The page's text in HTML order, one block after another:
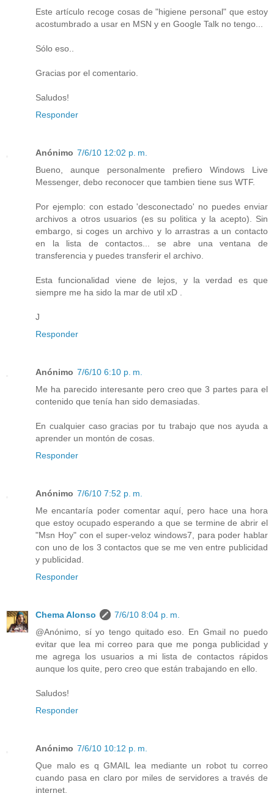
Este artículo recoge cosas de "higiene personal" que estoy
acostumbrado a usar en MSN y en Google Talk no tengo...
Sólo eso..
Gracias por el comentario.
Saludos!
Responder
Anónimo 7/6/10 12:02 p. m.
Bueno, aunque personalmente prefiero Windows Live
Messenger, debo reconocer que tambien tiene sus WTF.
Por ejemplo: con estado 'desconectado' no puedes enviar
archivos a otros usuarios (es su politica y la acepto). Sin
embargo, si coges un archivo y lo arrastras a un contacto
en la lista de contactos... se abre una ventana de
transferencia y puedes transferir el archivo.
Esta funcionalidad viene de lejos, y la verdad es que
siempre me ha sido la mar de util xD .
J
Responder
Anónimo 7/6/10 6:10 p. m.
Me ha parecido interesante pero creo que 3 partes para el
contenido que tenía han sido demasiadas.
En cualquier caso gracias por tu trabajo que nos ayuda a
aprender un montón de cosas.
Responder
Anónimo 7/6/10 7:52 p. m.
Me encantaría poder comentar aquí, pero hace una hora
que estoy ocupado esperando a que se termine de abrir el
"Msn Hoy" con el super-veloz windows7, para poder hablar
con uno de los 3 contactos que se me ven entre publicidad
y publicidad.
Responder
Chema Alonso
7/6/10 8:04 p. m.
@Anónimo, sí yo tengo quitado eso. En Gmail no puedo
evitar que lea mi correo para que me ponga publicidad y
me agrega los usuarios a mi lista de contactos rápidos
aunque los quite, pero creo que están trabajando en ello.
Saludos!
Responder
Anónimo 7/6/10 10:12 p. m.
Que malo es q GMAIL lea mediante un robot tu correo
cuando pasa en claro por miles de servidores a través de
internet.